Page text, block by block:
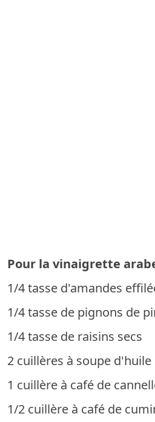
Pour la vinaigrette
1/4 tasse d'amandes
1/4 tasse de pignons de
1/4 tasse de raisins secs
2 cuillères à soupe
1 cuillère à café de
1/2 cuillère à café de